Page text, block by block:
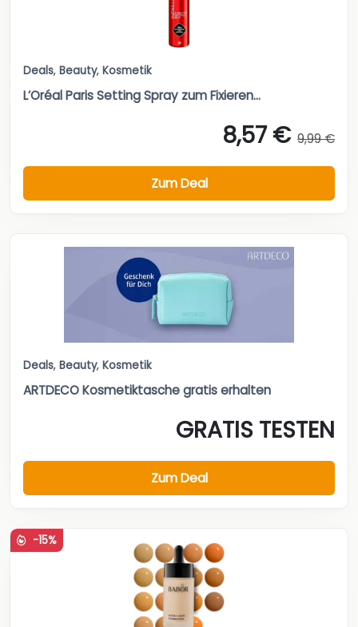
Deals, Beauty, Kosmetik
L’Oréal Paris Setting Spray zum Fixieren...
8,57 € 9,99 €
Zum Deal
Deals, Beauty, Kosmetik
ARTDECO Kosmetiktasche gratis erhalten
GRATIS TESTEN
Zum Deal
-15%